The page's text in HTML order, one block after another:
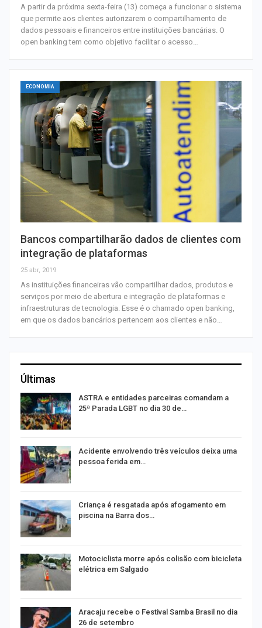
A partir da próxima sexta-feira (13) começa a funcionar o sistema
que permite aos clientes autorizarem o compartilhamento de
dados pessoais e financeiros entre instituições bancárias. O
open banking tem como objetivo facilitar o acesso…
ECONOMIA
Bancos compartilharão dados de clientes com
integração de plataformas
25 abr, 2019
As instituições financeiras vão compartilhar dados, produtos e
serviços por meio de abertura e integração de plataformas e
infraestruturas de tecnologia. Esse é o chamado open banking,
em que os dados bancários pertencem aos clientes e não…
Últimas
ASTRA e entidades parceiras comandam a
25ª Parada LGBT no dia 30 de…
Acidente envolvendo três veículos deixa uma
pessoa ferida em…
Criança é resgatada após afogamento em
piscina na Barra dos…
Motociclista morre após colisão com bicicleta
elétrica em Salgado
Aracaju recebe o Festival Samba Brasil no dia
26 de setembro